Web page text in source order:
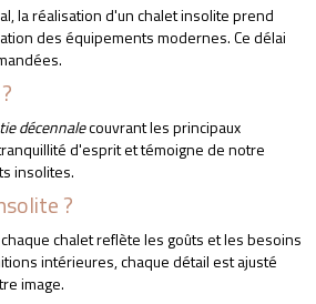
TÉLÉCHARGEZ NOTRE
la réalisation d'un chalet insolite prend
des équipements modernes. Ce délai
décennalecouvrant les principaux
d'esprit et témoigne de notre
insolites.
?
chalet reflète les goûts et les besoins
intérieures, chaque détail est ajusté
image.